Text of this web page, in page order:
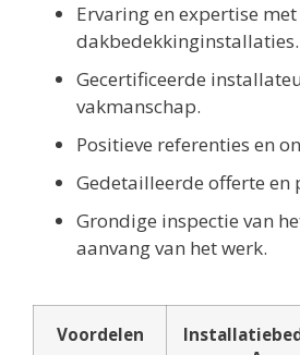
Ervaring en expertise met
dakbedekkinginstallaties.
Gecertificeerde
vakmanschap.
Positieve referenties en
Gedetailleerde offerte en
Grondige inspectie van
aanvang van het werk.
Voordelen